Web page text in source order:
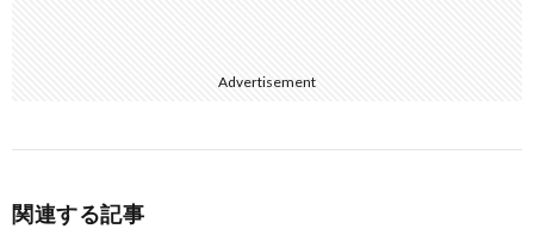
Advertisement
関連する記事